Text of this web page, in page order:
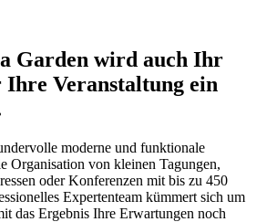
Garden wird auch Ihr
Ihre Veranstaltung ein
moderne und funktionale
Organisation von kleinen Tagungen,
oder Konferenzen mit bis zu 450
Expertenteam kümmert sich um
das Ergebnis Ihre Erwartungen noch